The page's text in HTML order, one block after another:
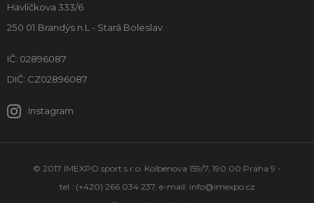
Havlíčkova 333/6
250 01 Brandýs n.L - Stará Boleslav
IČ: 02896087
DIČ: CZ02896087
Instagram
© 2017 IMEXPO sport s.r.o. Kolbenova 159/7, 190 00 Praha 9 -
tel.: (+420) 266 034 237, e-mail: info@imexpo.cz